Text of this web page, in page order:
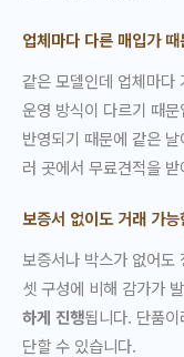
업체마다 다른 매입가
같은 모델인데 업체마다
운영 방식이 다르기 때
반영되기 때문에 같은
러 곳에서 무료견적을
보증서 없이도 거래 가
보증서나 박스가 없어도
셋 구성에 비해 감가가
하게 진행됩니다. 단품
단할 수 있습니다.